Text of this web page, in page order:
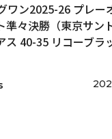
ワン2025-26 プレー
準々決勝（東京サン
ス 40-35 リコーブラ